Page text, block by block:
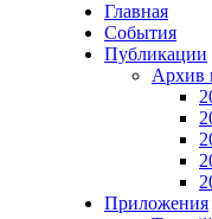
Главная
События
Публикации
Архив
Приложения